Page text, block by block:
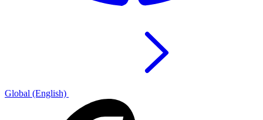
Global (English)